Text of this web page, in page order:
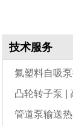
技术服务
氟塑料自吸
凸轮转子泵 |
管道泵输送